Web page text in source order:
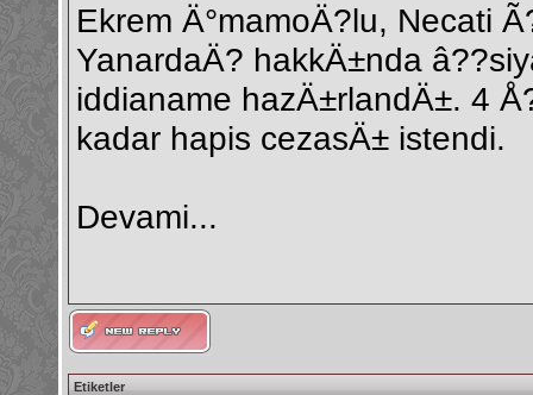
Ekrem Ä°mamoÄ?lu, Necati
YanardaÄ? hakkÄ±nda
iddianame hazÄ±rlandÄ±. 4
kadar hapis cezasÄ± istendi.
Devami...
Etiketler